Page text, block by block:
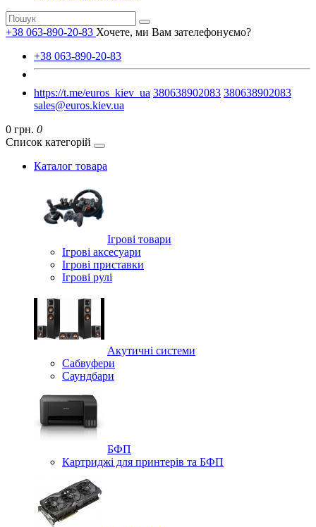
+38 063-890-20-83 Хочете, ми Вам зателефонуємо?
+38 063-890-20-83
https://t.me/euros_kiev_ua 380638902083 380638902083
sales@euros.kiev.ua
0 грн. 0
Список категорій
Каталог товара
Ігрові товари
Ігрові аксесуари
Ігрові приставки
Ігрові рулі
Акутичні системи
Сабвуфери
Саундбари
БФП
Картриджі для принтерів та БФП